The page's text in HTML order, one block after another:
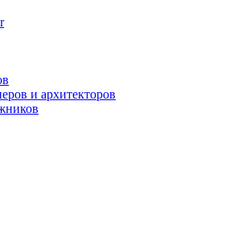
и архитекторов